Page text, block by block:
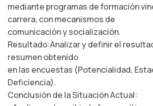
mediante programas de formación
carrera, con mecanismos de
comunicación y socialización.
Resultado:Analizar y definir el
resumen obtenido
en las encuestas (Potencialidad,
Deficiencia).
Conclusión de la Situación Actual: